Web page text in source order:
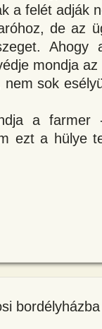
a felét adják
de az
Ahogy
mondja
sok
a farmer
ezt a hülye